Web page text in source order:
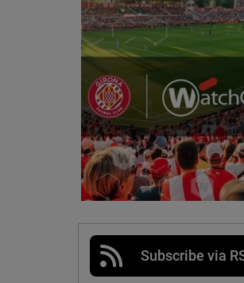
Subscribe via